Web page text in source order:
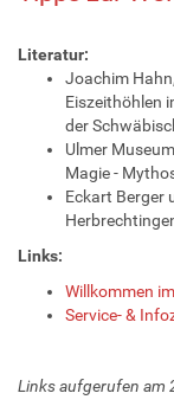
Literatur:
Joachim
Eiszeithöhlen
der
Ulmer
Magie -
Eckart Berger
Links:
Willkommen
Service- &
Links aufgerufen am